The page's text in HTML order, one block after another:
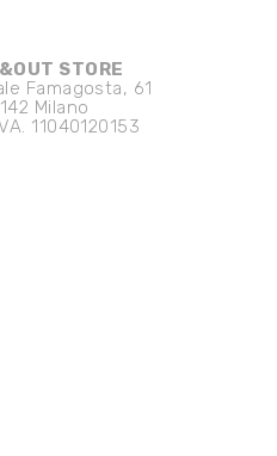
STORE
Famagosta, 61
Milano
11040120153